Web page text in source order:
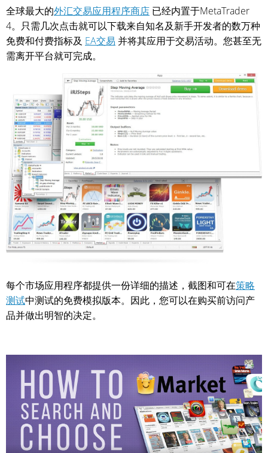
全球最大的外汇交易应用程序商店 已经内置于MetaTrader
4。只需几次点击就可以下载来自知名及新手开发者的数万种
免费和付费指标及 EA交易 并将其应用于交易活动。您甚至无
需离开平台就可完成。
每个市场应用程序都提供一份详细的描述，截图和可在策略
测试中测试的免费模拟版本。因此，您可以在购买前访问产
品并做出明智的决定。